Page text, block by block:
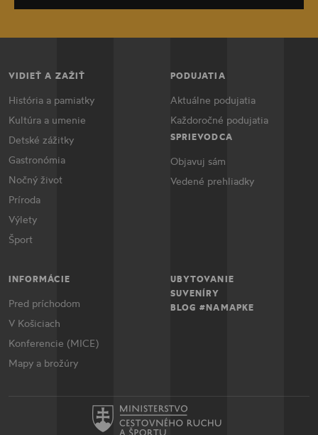
VIDIEŤ A ZAŽIŤ
História a pamiatky
Kultúra a umenie
Detské zážitky
Gastronómia
Nočný život
Príroda
Výlety
Šport
PODUJATIA
Aktuálne podujatia
Každoročné podujatia
SPRIEVODCA
Objavuj sám
Vedené prehliadky
INFORMÁCIE
Pred príchodom
V Košiciach
Konferencie (MICE)
Mapy a brožúry
UBYTOVANIE
SUVENÍRY
BLOG #NAMAPKE